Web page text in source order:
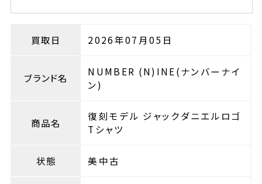
買取日 2026年07月05日
ブランド名
NUMBER (N)INE(ナンバーナイ
ン)
商品名
復刻モデル ジャックダニエルロゴ
Tシャツ
状態 美中古